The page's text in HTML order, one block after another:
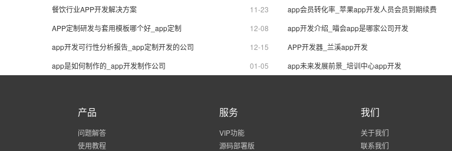
餐饮行业APP开发解决方案
11-23 app会员转化率_苹果app开发人员会员到期续费
APP定制研发与套用模板哪个好_app定制
12-08 app开发介绍_喵会app是哪家公司开发
app开发可行性分析报告_app定制开发的公司
12-15 APP开发器_兰溪app开发
app是如何制作的_app开发制作公司
01-05 app未来发展前景_培训中心app开发
产品
问题解答
使用教程
服务
VIP功能
源码部署版
我们
关于我们
联系我们